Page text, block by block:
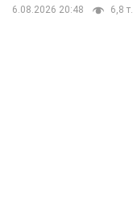
6.08.2026 20:48 6,8 т.